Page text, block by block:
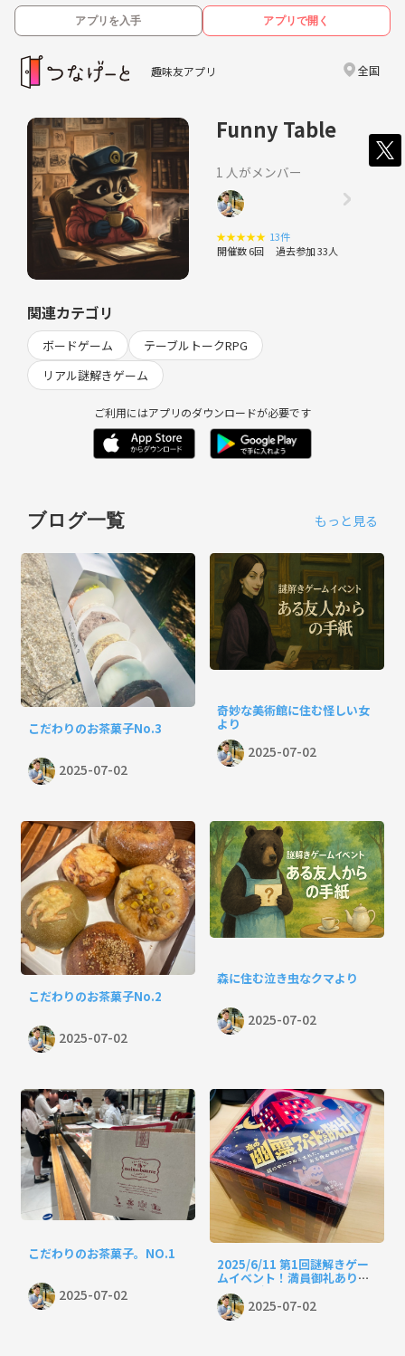
アプリを入手 アプリで開く
趣味友アプリ 全国
Funny Table
1 人がメンバー
★★★★★ 13件
開催数 6回 過去参加 33人
関連カテゴリ
ボードゲーム
テーブルトークRPG
リアル謎解きゲーム
ご利用にはアプリのダウンロードが必要です
ブログ一覧 もっと見る
こだわりのお茶菓子No.3
2025-07-02
奇妙な美術館に住む怪しい女
より
2025-07-02
こだわりのお茶菓子No.2
2025-07-02
森に住む泣き虫なクマより
2025-07-02
こだわりのお茶菓子。NO.1
2025-07-02
2025/6/11 第1回謎解きゲー
ムイベント！満員御礼ありが
とうございました〜
2025-07-02